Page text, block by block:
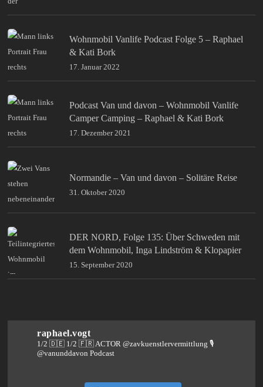
Wohnmobil Vanlife Podcast Folge 5 – Raphael
& Kati Bork
17. Januar 2022
Podcast Van und davon – Wohnmobil Vanlife
Camper Camping – Raphael & Kati Bork
17. Dezember 2021
Normandie – Van und davon – Solitäre Reise
31. Oktober 2020
DER NORD, Folge 135: Über Schweden mit
dem Wohnmobil, Inga Lindström & Klopapier
15. September 2020
raphael.vogt
1/2 🇩🇪 1/2 🇫🇷 ACTOR @zavkuenstlervermittlung🎙️
@vanunddavon Podcast